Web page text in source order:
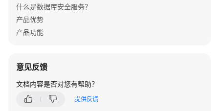
入
门
南
创
建
什么是数据库安全服务？
产品优势
产品功能
意见反馈
文档内容是否对您有帮助？
提供反馈